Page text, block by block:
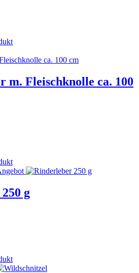
m. Fleischknolle ca. 100
g